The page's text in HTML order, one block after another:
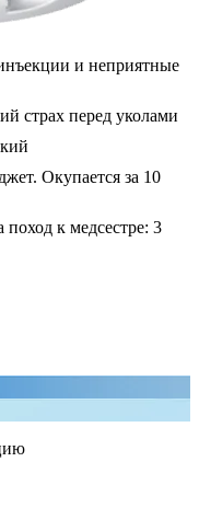
и неприятные
страх перед уколами
Окупается за 10
к медсестре: 3